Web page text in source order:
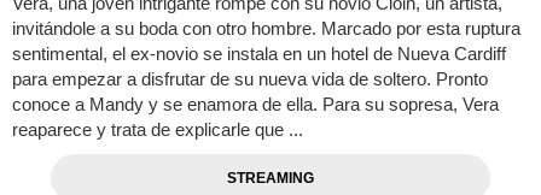
invitándole a su boda con otro hombre. Marcado por esta ruptura
sentimental, el ex-novio se instala en un hotel de Nueva Cardiff
para empezar a disfrutar de su nueva vida de soltero. Pronto
conoce a Mandy y se enamora de ella. Para su sopresa, Vera
reaparece y trata de explicarle que ...
STREAMING